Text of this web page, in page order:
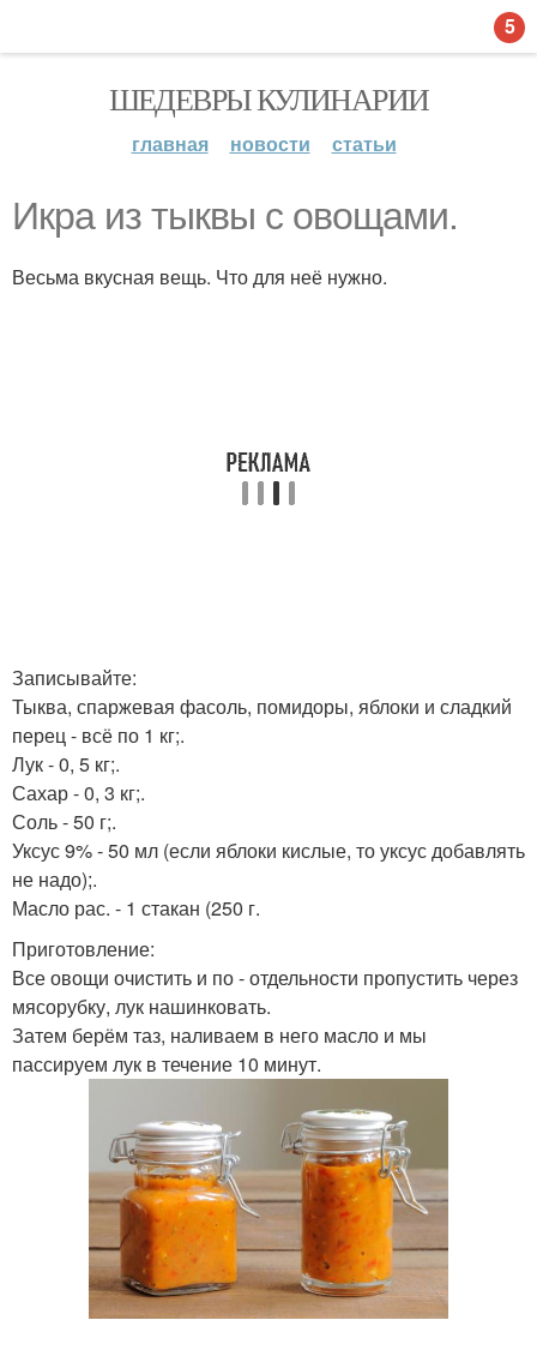
ШЕДЕВРЫ КУЛИНАРИИ
главная новости статьи
Икра из тыквы с овощами.
Весьма вкусная вещь. Что для неё нужно.
Записывайте:
Тыква, спаржевая фасоль, помидоры, яблоки и сладкий
перец - всё по 1 кг;.
Лук - 0, 5 кг;.
Сахар - 0, 3 кг;.
Соль - 50 г;.
Уксус 9% - 50 мл (если яблоки кислые, то уксус добавлять
не надо);.
Масло рас. - 1 стакан (250 г.
Приготовление:
Все овощи очистить и по - отдельности пропустить через
мясорубку, лук нашинковать.
Затем берём таз, наливаем в него масло и мы
пассируем лук в течение 10 минут.
5